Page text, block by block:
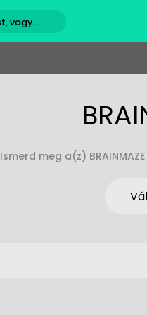
Ismerd meg a(z)